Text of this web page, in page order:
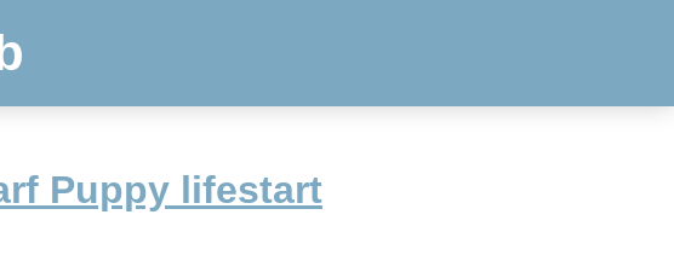
Puppy lifestart